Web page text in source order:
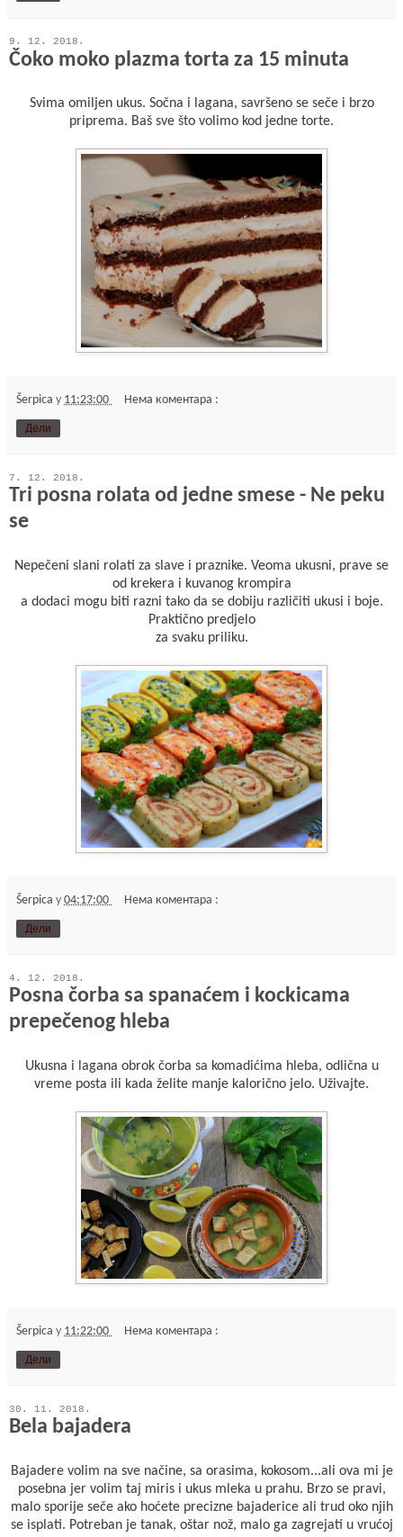
9. 12. 2018.
Čoko moko plazma torta za 15 minuta
Svima omiljen ukus. Sočna i lagana, savršeno se seče i brzo
priprema. Baš sve što volimo kod jedne torte.
Šerpica у 11:23:00 Нема коментара :
Дели
7. 12. 2018.
Tri posna rolata od jedne smese - Ne peku
se
Nepečeni slani rolati za slave i praznike. Veoma ukusni, prave se
od krekera i kuvanog krompira
a dodaci mogu biti razni tako da se dobiju različiti ukusi i boje.
Praktično predjelo
za svaku priliku.
Šerpica у 04:17:00 Нема коментара :
Дели
4. 12. 2018.
Posna čorba sa spanaćem i kockicama
prepečenog hleba
Ukusna i lagana obrok čorba sa komadićima hleba, odlična u
vreme posta ili kada želite manje kalorično jelo. Uživajte.
Šerpica у 11:22:00 Нема коментара :
Дели
30. 11. 2018.
Bela bajadera
Bajadere volim na sve načine, sa orasima, kokosom...ali ova mi je
posebna jer volim taj miris i ukus mleka u prahu. Brzo se pravi,
malo sporije seče ako hoćete precizne bajaderice ali trud oko njih
se isplati. Potreban je tanak, oštar nož, malo ga zagrejati u vrućoj